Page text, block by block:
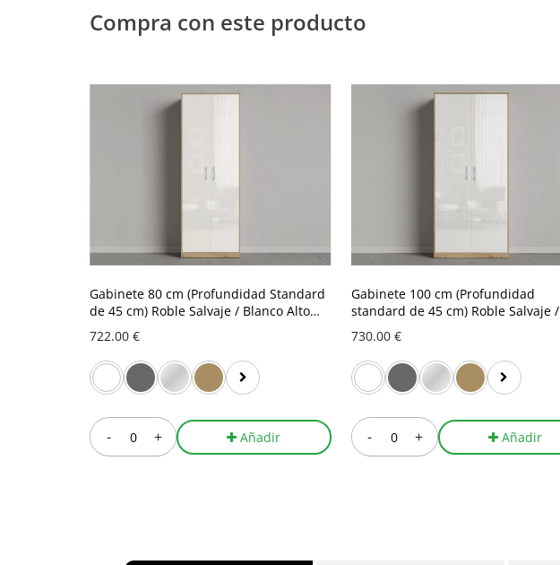
Compra con este producto
Gabinete 80 cm (Profundidad Standard
de 45 cm) Roble Salvaje / Blanco Alto
Brillo
722.00 €
- + Añadir
Gabinete 100 cm (Profundidad
standard de 45 cm) Roble Salvaje /
Blanco Alto Brillo
730.00 €
- + Añadir